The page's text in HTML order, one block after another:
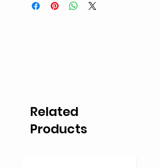
Related
Products